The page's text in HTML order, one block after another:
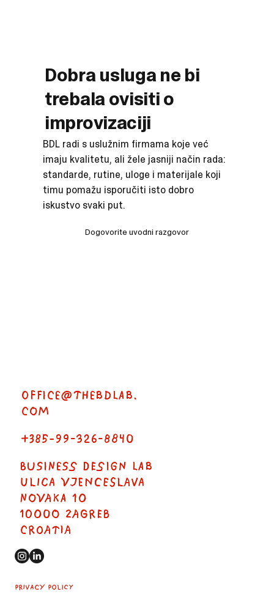
Dobra usluga ne bi
trebala ovisiti o
improvizaciji
BDL radi s uslužnim firmama koje već
imaju kvalitetu, ali žele jasniji način rada:
standarde, rutine, uloge i materijale koji
timu pomažu isporučiti isto dobro
iskustvo svaki put.
Dogovorite uvodni razgovor
OFFICE@THEBDLAB.
COM
+385-99-326-8840
BUSINESS DESIGN LAB
ULICA VJENCESLAVA
NOVAKA 10
10000 ZAGREB
CROATIA
Privacy Policy